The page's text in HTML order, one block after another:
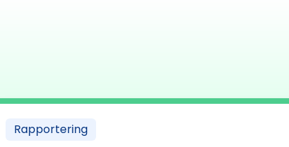
Rapportering